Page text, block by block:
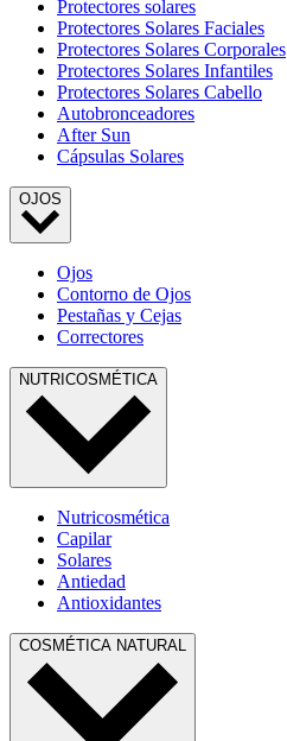
Protectores solares
Protectores Solares Faciales
Protectores Solares Corporales
Protectores Solares Infantiles
Protectores Solares Cabello
Autobronceadores
After Sun
Cápsulas Solares
OJOS
Ojos
Contorno de Ojos
Pestañas y Cejas
Correctores
NUTRICOSMÉTICA
Nutricosmética
Capilar
Solares
Antiedad
Antioxidantes
COSMÉTICA NATURAL